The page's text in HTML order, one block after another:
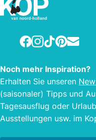
Facebook
Instagram
TikTokPinterest
E-mail
Noch mehr Inspiration?
Erhalten Sie unseren
(saisonaler) Tipps und
Tagesausflug oder
Ausstellungen usw. im